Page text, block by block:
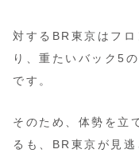
対するBR東京はフ
り、重たいバック5
です。
そのため、体勢を立
るも、BR東京が見